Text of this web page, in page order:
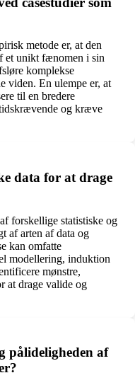
metode er, at den
et unikt fænomen i sin
komplekse
viden. En ulempe er, at
til en bredere
og kræve
data for at drage
forskellige statistiske og
af arten af ​​data og
kan omfatte
modellering, induktion
mønstre,
at drage valide og
pålideligheden af